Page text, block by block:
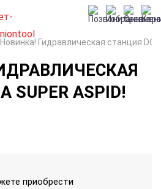
Новинка! Гидравлическая станция DOA
SUPER ASPID!
приобрести